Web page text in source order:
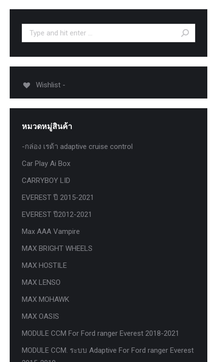
Search:
Wishlist -
หมวดหมู่สินค้า
-กล่อง เรด้า adaptive cruise control
Car Play Ai Box
CARRYBOY LID
EVEREST ปี 2015-2021
EVEREST ปี2012-2021
Max AAA Vampire
MAX BRIGHT WHEELS
MAX HOSTILE
MAX LENSO
MAX MOHAWK
MAX OASIS
MODULE CCM For Ford ranger Everest 2018-2021
MODULE CCM. ระบบ Adaptive For Ford ranger Everest